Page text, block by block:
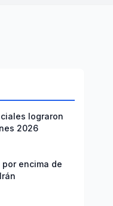
lograron
2026
encima de